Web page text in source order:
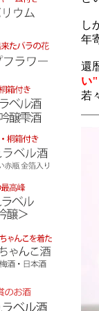
し
年
還
い"
若